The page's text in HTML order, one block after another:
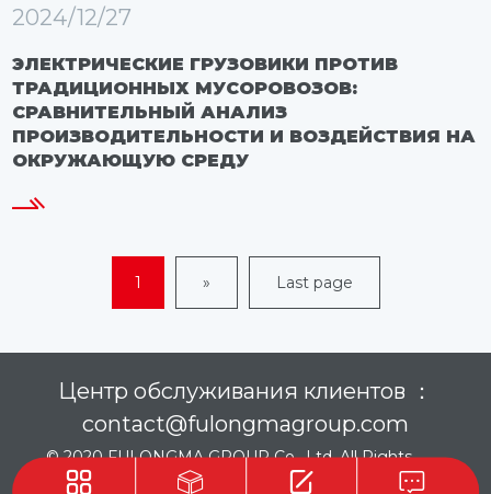
2024/12/27
ЭЛЕКТРИЧЕСКИЕ ГРУЗОВИКИ ПРОТИВ
ТРАДИЦИОННЫХ МУСОРОВОЗОВ:
СРАВНИТЕЛЬНЫЙ АНАЛИЗ
ПРОИЗВОДИТЕЛЬНОСТИ И ВОЗДЕЙСТВИЯ НА
ОКРУЖАЮЩУЮ СРЕДУ
1 » Last page
Центр обслуживания клиентов ：
contact@fulongmagroup.com
© 2020 FULONGMA GROUP Co., Ltd. All Rights
Reserved
Политика конфиденциальности